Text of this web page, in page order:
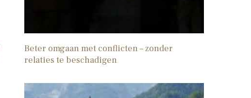
Beter omgaan met conflicten – zonder
relaties te beschadigen